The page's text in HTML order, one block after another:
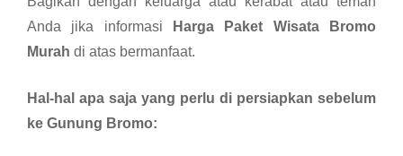
Anda jika informasi
Harga Paket Wisata Bromo
Murah di atas bermanfaat.
Hal-hal apa saja yang perlu di persiapkan sebelum
ke Gunung Bromo: